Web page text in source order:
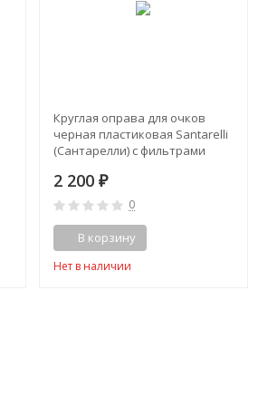
Круглая оправа для очков
черная пластиковая Santarelli
(Сантарелли) с фильтрами
2 200 ₽
0
В корзину
Нет в наличии